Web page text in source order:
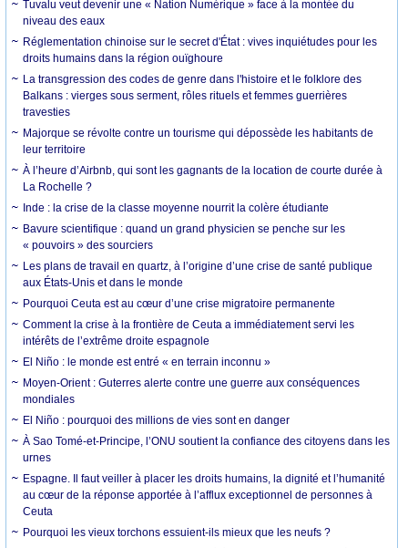
Tuvalu veut devenir une « Nation Numérique » face à la montée du
niveau des eaux
Réglementation chinoise sur le secret d'État : vives inquiétudes pour les
droits humains dans la région ouïghoure
La transgression des codes de genre dans l'histoire et le folklore des
Balkans : vierges sous serment, rôles rituels et femmes guerrières
travesties
Majorque se révolte contre un tourisme qui dépossède les habitants de
leur territoire
À l’heure d’Airbnb, qui sont les gagnants de la location de courte durée à
La Rochelle ?
Inde : la crise de la classe moyenne nourrit la colère étudiante
Bavure scientifique : quand un grand physicien se penche sur les
« pouvoirs » des sourciers
Les plans de travail en quartz, à l’origine d’une crise de santé publique
aux États-Unis et dans le monde
Pourquoi Ceuta est au cœur d’une crise migratoire permanente
Comment la crise à la frontière de Ceuta a immédiatement servi les
intérêts de l’extrême droite espagnole
El Niño : le monde est entré « en terrain inconnu »
Moyen-Orient : Guterres alerte contre une guerre aux conséquences
mondiales
El Niño : pourquoi des millions de vies sont en danger
À Sao Tomé-et-Principe, l’ONU soutient la confiance des citoyens dans les
urnes
Espagne. Il faut veiller à placer les droits humains, la dignité et l’humanité
au cœur de la réponse apportée à l’afflux exceptionnel de personnes à
Ceuta
Pourquoi les vieux torchons essuient-ils mieux que les neufs ?